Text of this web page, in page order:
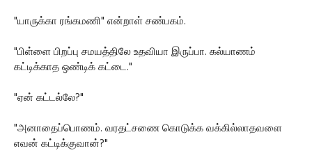
"யாருக்கா ரங்கமணி" என்றாள் சண்பகம்.
"பிள்ளை பிறப்பு சமயத்திலே உதவியா இருப்பா. கல்யாணம்
கட்டிக்காத ஒண்டிக் கட்டை."
"ஏன் கட்டல்லே?"
"அனாதைப்பொணம். வரதட்சணை கொடுக்க வக்கில்லாதவளை
எவன் கட்டிக்குவான்?"